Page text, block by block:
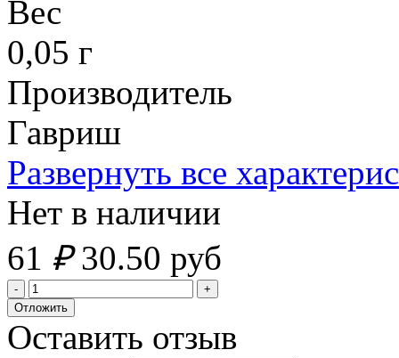
Вес
0,05 г
Производитель
Гавриш
Развернуть все
Нет в наличии
61 ₽ 30.50 руб
Оставить отзыв